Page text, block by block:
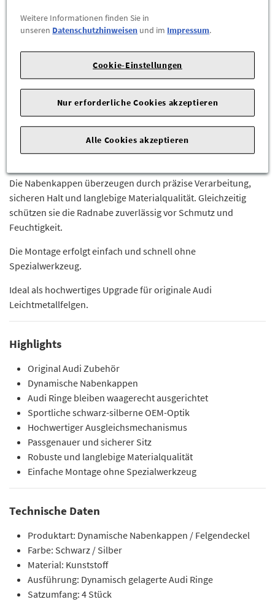
besonderem Premium-Effekt.
bleiben die Audi Ringe sowohl im Stand als auch während der
Fahrt dauerhaft waagerecht ausgerichtet. Dadurch entsteht
eine besonders hochwertige und technische Erscheinung der
Die Kombination aus schwarzem Hintergrund und silbernen
Audi Ringen sorgt zusätzlich für eine sportlich-elegante OEM-
Die Nabenkappen überzeugen durch präzise Verarbeitung,
sicheren Halt und langlebige Materialqualität. Gleichzeitig
schützen sie die Radnabe zuverlässig vor Schmutz und
Feuchtigkeit.
Die Montage erfolgt einfach und schnell ohne
Spezialwerkzeug.
Ideal als hochwertiges Upgrade für originale Audi
Leichtmetallfelgen.
Highlights
Original Audi Zubehör
Dynamische Nabenkappen
Audi Ringe bleiben waagerecht ausgerichtet
Sportliche schwarz-silberne OEM-Optik
Hochwertiger Ausgleichsmechanismus
Passgenauer und sicherer Sitz
Robuste und langlebige Materialqualität
Einfache Montage ohne Spezialwerkzeug
Technische Daten
Produktart: Dynamische Nabenkappen / Felgendeckel
Farbe: Schwarz / Silber
Material: Kunststoff
Ausführung: Dynamisch gelagerte Audi Ringe
Satzumfang: 4 Stück
Weitere Informationen finden Sie in
unseren Datenschutzhinweisen und im Impressum.
Cookie-Einstellungen
Nur erforderliche Cookies akzeptieren
Alle Cookies akzeptieren